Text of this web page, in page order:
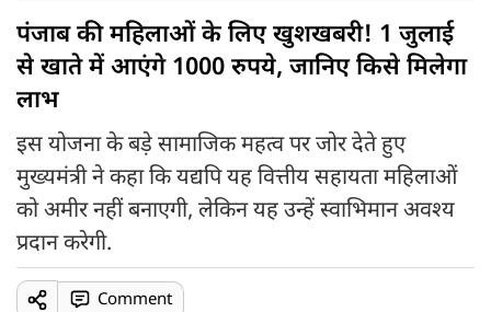
पंजाब की महिलाओं के लिए खुशखबरी! 1 जुलाई
से खाते में आएंगे 1000 रुपये, जानिए किसे मिलेगा
लाभ
इस योजना के बड़े सामाजिक महत्व पर जोर देते हुए
मुख्यमंत्री ने कहा कि यद्यपि यह वित्तीय सहायता महिलाओं
को अमीर नहीं बनाएगी, लेकिन यह उन्हें स्वाभिमान अवश्य
प्रदान करेगी.
Comment